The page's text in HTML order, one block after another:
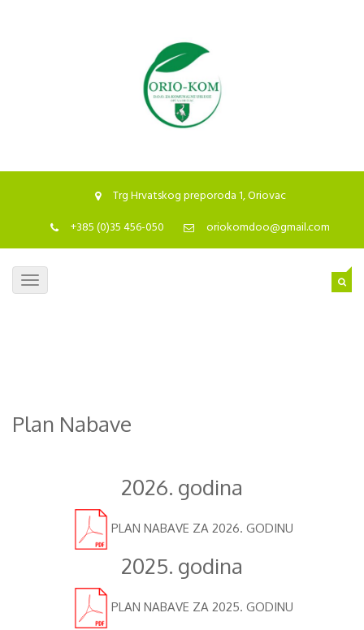
Trg Hrvatskog preporoda 1, Oriovac
+385 (0)35 456-050
oriokomdoo@gmail.com
Toggle
navigation
Plan Nabave
2026. godina
PLAN NABAVE ZA 2026. GODINU
2025. godina
PLAN NABAVE ZA 2025. GODINU